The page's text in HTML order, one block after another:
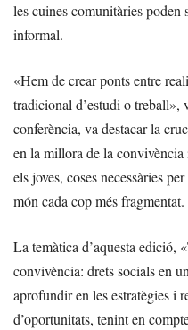
les cuines comunitàries
informal.
«Hem de crear ponts entre
tradicional d’estudi o
conferència, va destacar la
en la millora de la
els joves, coses necessàries
món cada cop més fragmentat.
La temàtica d’aquesta edició,
convivència: drets socials en
aprofundir en les estratègies i
d’oportunitats, tenint en